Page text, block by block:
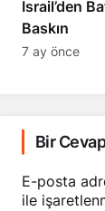
​​​​​​​İsrail’den
Baskın
7 ay önce
Bir
E-posta
ile